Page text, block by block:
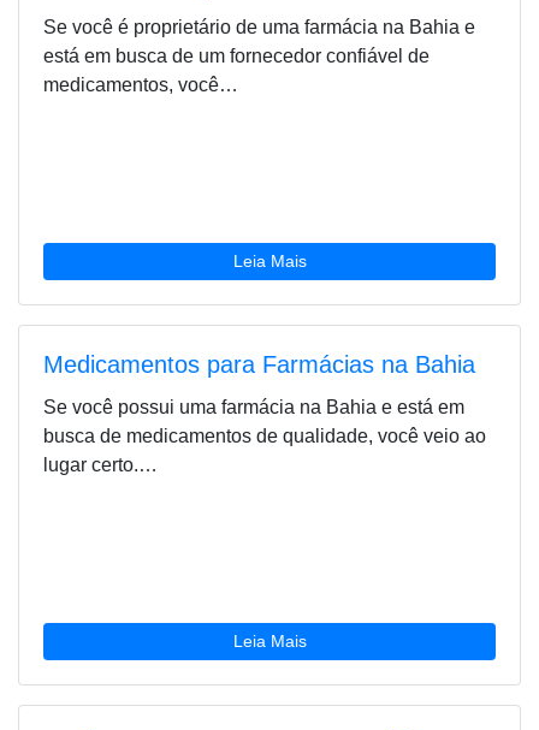
Se você é proprietário de uma farmácia na Bahia e
está em busca de um fornecedor confiável de
medicamentos, você…
Leia Mais
Medicamentos para Farmácias na Bahia
Se você possui uma farmácia na Bahia e está em
busca de medicamentos de qualidade, você veio ao
lugar certo.…
Leia Mais